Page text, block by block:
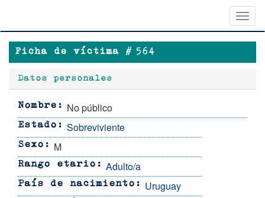
Ficha de víctima # 564
Datos personales
Nombre No público
Estado Sobreviviente
Sexo M
Rango etario Adulto/a
País de nacimiento Uruguay